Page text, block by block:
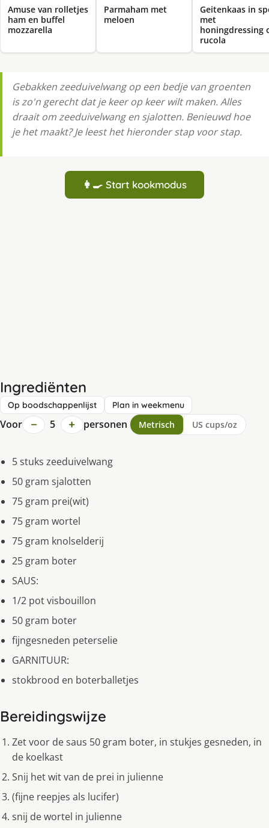
Amuse van rolletjes
ham en buffel
mozzarella
Parmaham met
meloen
Geitenkaas in
met
honingdressing
rucola
Gebakken zeeduivelwang op een bedje van groenten
is zo'n gerecht dat je keer op keer wilt maken. Alles
draait om zeeduivelwang en sjalotten. Benieuwd hoe
je het maakt? Je leest het hieronder stap voor stap.
👩‍🍳 Start kookmodus
Ingrediënten
Op boodschappenlijst Plan in weekmenu
Voor − 5 + personen Metrisch US cups/oz
5 stuks zeeduivelwang
50 gram sjalotten
75 gram prei(wit)
75 gram wortel
75 gram knolselderij
25 gram boter
SAUS:
1/2 pot visbouillon
50 gram boter
fijngesneden peterselie
GARNITUUR:
stokbrood en boterballetjes
Bereidingswijze
Zet voor de saus 50 gram boter, in stukjes gesneden, in
de koelkast
Snij het wit van de prei in julienne
(fijne reepjes als lucifer)
snij de wortel in julienne